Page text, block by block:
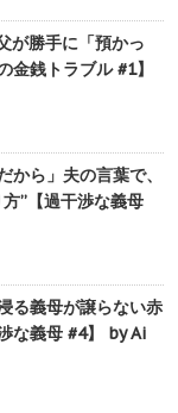
が勝手に「預かっ
金銭トラブル #1】
から」夫の言葉で、
”【過干渉な義母
る義母が譲らない赤
な義母 #4】 by Ai